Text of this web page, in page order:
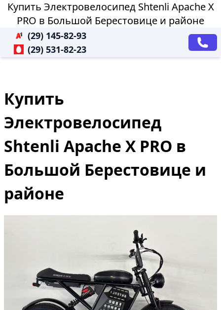
Купить Электровелосипед Shtenli Apache X
PRO в Большой Берестовице и районе
(29) 145-82-93
(29) 531-82-23
Купить
Электровелосипед
Shtenli Apache X PRO в
Большой Берестовице и
районе